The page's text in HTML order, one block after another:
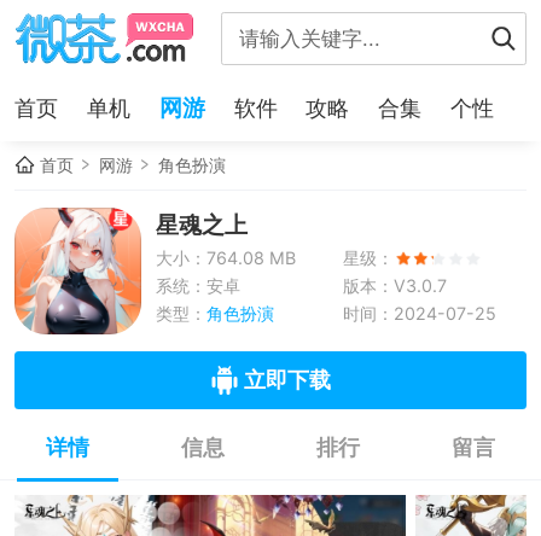
首页 单机 网游 软件 攻略 合集 个性
首页 网游 角色扮演
星魂之上
大小：764.08 MB
星级：
系统：安卓
版本：V3.0.7
类型： 角色扮演 时间：2024-07-25
立即下载
详情 信息 排行 留言